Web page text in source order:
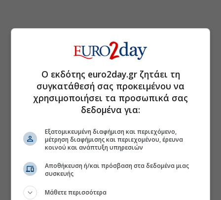
Ο εκδότης euro2day.gr ζητάει τη
συγκατάθεσή σας προκειμένου να
χρησιμοποιήσει τα προσωπικά σας
δεδομένα για:
Εξατομικευμένη διαφήμιση και περιεχόμενο,
μέτρηση διαφήμισης και περιεχομένου, έρευνα
κοινού και ανάπτυξη υπηρεσιών
Αποθήκευση ή/και πρόσβαση στα δεδομένα μιας
συσκευής
Μάθετε περισσότερα